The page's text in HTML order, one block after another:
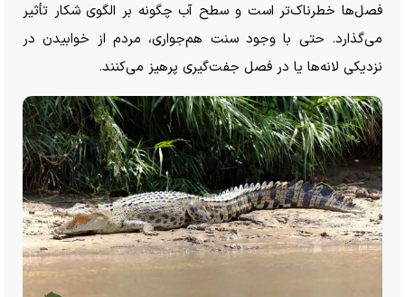
فصل‌ها خطرناک‌تر است و سطح آب چگونه بر الگوی شکار تأثیر
می‌گذارد. حتی با وجود سنت هم‌جواری، مردم از خوابیدن در
نزدیکی لانه‌ها یا در فصل جفت‌گیری پرهیز می‌کنند.